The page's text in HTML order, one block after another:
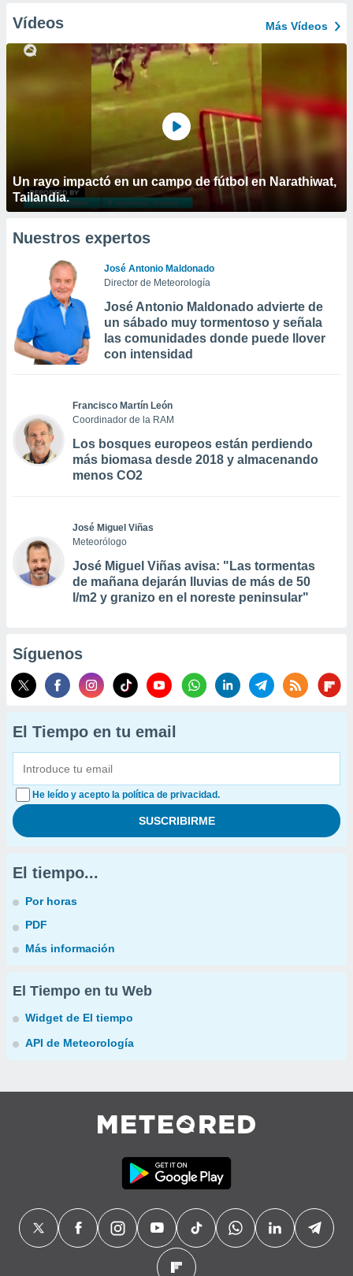
Vídeos Más Vídeos
Un rayo impactó en un campo de fútbol en Narathiwat,
Tailandia.
Nuestros expertos
José Antonio Maldonado
Director de Meteorología
José Antonio Maldonado advierte de
un sábado muy tormentoso y señala
las comunidades donde puede llover
con intensidad
Francisco Martín León
Coordinador de la RAM
Los bosques europeos están perdiendo
más biomasa desde 2018 y almacenando
menos CO2
José Miguel Viñas
Meteorólogo
José Miguel Viñas avisa: "Las tormentas
de mañana dejarán lluvias de más de 50
l/m2 y granizo en el noreste peninsular"
Síguenos
El Tiempo en tu email
He leído y acepto la política de privacidad.
El tiempo...
Por horas
PDF
Más información
El Tiempo en tu Web
Widget de El tiempo
API de Meteorología